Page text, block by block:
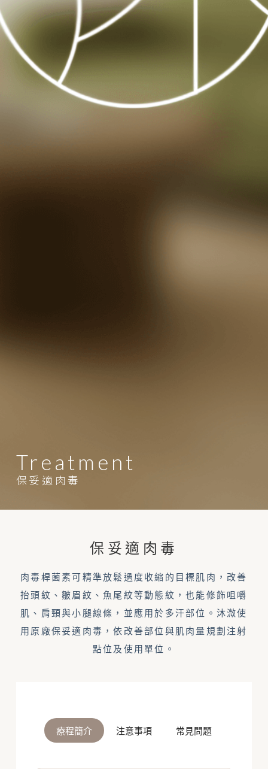
Treatment
保妥適肉毒
保妥適肉毒
肉毒桿菌素可精準放鬆過度收縮的目標肌肉，改善
抬頭紋、皺眉紋、魚尾紋等動態紋，也能修飾咀嚼
肌、肩頸與小腿線條，並應用於多汗部位。沐溦使
用原廠保妥適肉毒，依改善部位與肌肉量規劃注射
點位及使用單位。
療程簡介 注意事項 常見問題